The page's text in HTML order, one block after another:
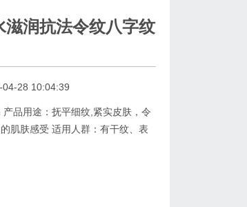
润抗法令纹八字纹
04-28 10:04:39
品用途：抚平细纹,紧实皮肤，令
肌肤感受 适用人群：有干纹、表